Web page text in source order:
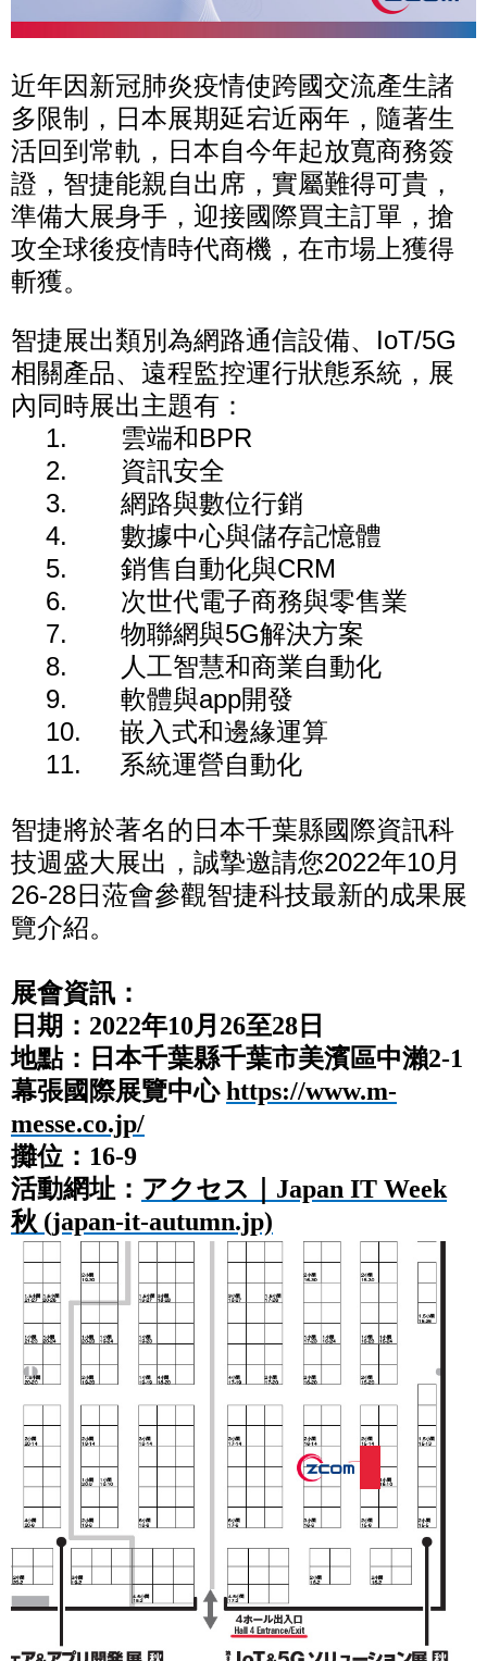
近年因新冠肺炎疫情使跨國交流產生諸
多限制，日本展期延宕近兩年，隨著生
活回到常軌，日本自今年起放寬商務簽
證，智捷能親自出席，實屬難得可貴，
準備大展身手，迎接國際買主訂單，搶
攻全球後疫情時代商機，在市場上獲得
斬獲。
智捷展出類別為網路通信設備、IoT/5G
相關產品、遠程監控運行狀態系統，展
內同時展出主題有：
1. 雲端和BPR
2. 資訊安全
3. 網路與數位行銷
4. 數據中心與儲存記憶體
5. 銷售自動化與CRM
6. 次世代電子商務與零售業
7. 物聯網與5G解決方案
8. 人工智慧和商業自動化
9. 軟體與app開發
10. 嵌入式和邊緣運算
11. 系統運營自動化
智捷將於著名的日本千葉縣國際資訊科
技週盛大展出，誠摯邀請您2022年10月
26-28日蒞會參觀智捷科技最新的成果展
覽介紹。
展會資訊：
日期：2022年10月26至28日
地點：日本千葉縣千葉市美濱區中瀨2-1
幕張國際展覽中心https://www.m-
messe.co.jp/
攤位：16-9
活動網址： アクセス｜Japan IT Week
秋 (japan-it-autumn.jp)